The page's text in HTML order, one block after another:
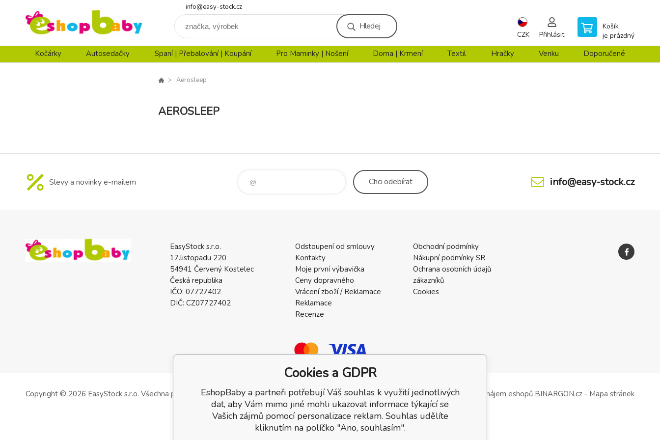
info@easy-stock.cz
Hledej
CZK Přihlásit
Košík
je prázdný
Kočárky Autosedačky Spaní | Přebalování | Koupání Pro Maminky | Nošení Doma | Krmení Textil Hračky Venku Doporučené
Aerosleep
AEROSLEEP
Slevy a novinky e-mailem Chciodebírat info@easy-stock.cz
EasyStock s.r.o.
17.listopadu 220
54941 Červený Kostelec
Česká republika
IČO: 07727402
DIČ: CZ07727402
Odstoupení od smlouvy
Kontakty
Moje první výbavička
Ceny dopravného
Vrácení zboží / Reklamace
Reklamace
Recenze
Obchodní podmínky
Nákupní podmínky SR
Ochrana osobních údajů
zákazníků
Cookies
Copyright © 2026 EasyStock s.r.o. Všechna práva vyhrazena. Tvorba a pronájem eshopů BINARGON.cz - Mapa stránek
Cookies a GDPR
EshopBaby a partneři potřebují Váš souhlas k využití jednotlivých
dat, aby Vám mimo jiné mohli ukazovat informace týkající se
Vašich zájmů pomocí personalizace reklam. Souhlas udělíte
kliknutím na políčko "Ano, souhlasím".